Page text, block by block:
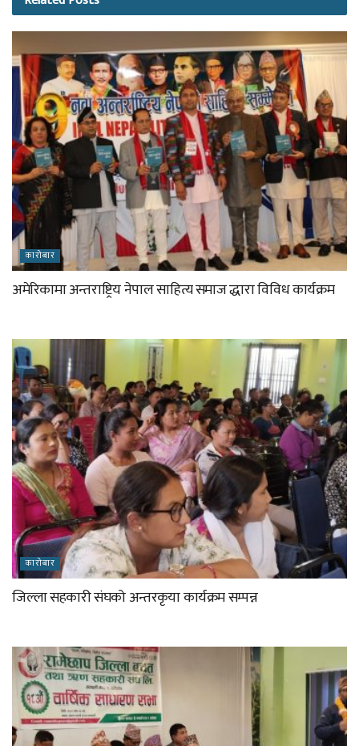
कारोबार
अमेरिकामा अन्तराष्ट्रिय नेपाल साहित्य समाज द्धारा विविध कार्यक्रम
कारोबार
जिल्ला सहकारी संघको अन्तरकृया कार्यक्रम सम्पन्न